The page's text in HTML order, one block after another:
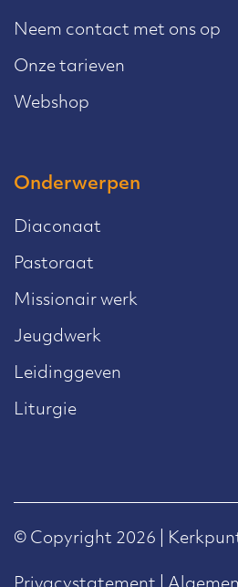
Neem contact met ons op
Onze tarieven
Webshop
Onderwerpen
Diaconaat
Pastoraat
Missionair werk
Jeugdwerk
Leidinggeven
Liturgie
© Copyright 2026 |